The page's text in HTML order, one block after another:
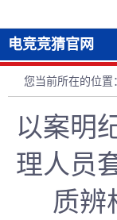
电竞竞猜官网
您当前所在的位置：
以案明
理人员
质辨